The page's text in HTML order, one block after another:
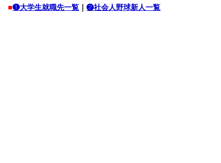
■❶大学生就職先一覧 ｜❷社会人野球新人一覧